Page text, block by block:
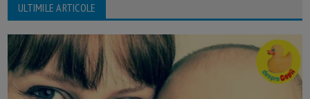
ULTIMILE ARTICOLE